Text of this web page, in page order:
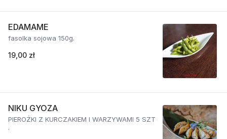
EDAMAME
fasolka sojowa 150g.
19,00 zł
NIKU GYOZA
PIEROŻKI Z KURCZAKIEM I WARZYWAMI 5 SZT
.